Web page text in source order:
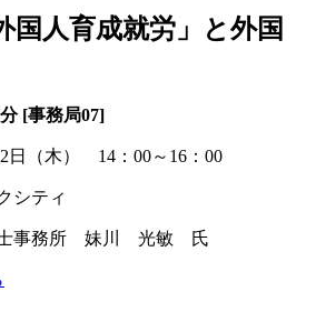
国人育成就労」と外国
[事務局07]
日（木） 14：00～16：00
シティ
事務所 妹川 光敏 氏